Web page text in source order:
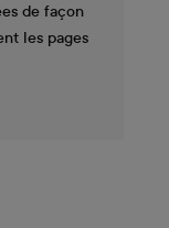
de façon
les pages